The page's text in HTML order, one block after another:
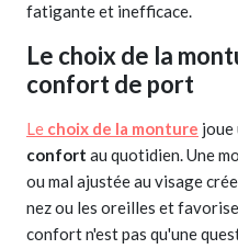
fatigante et inefficace.
Le choix de la
confort de port
Le choix de la monture joue
confort au quotidien. Une
ou mal ajustée au visage
nez ou les oreilles et
confort n'est pas qu'une